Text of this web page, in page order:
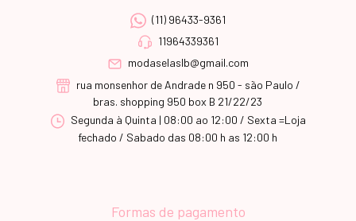
(11) 96433-9361
11964339361
modaselaslb@gmail.com
rua monsenhor de Andrade n 950 - são Paulo /
bras. shopping 950 box B 21/22/23
Segunda à Quinta | 08:00 ao 12:00 / Sexta =Loja
fechado / Sabado das 08:00 h as 12:00 h
Formas de pagamento